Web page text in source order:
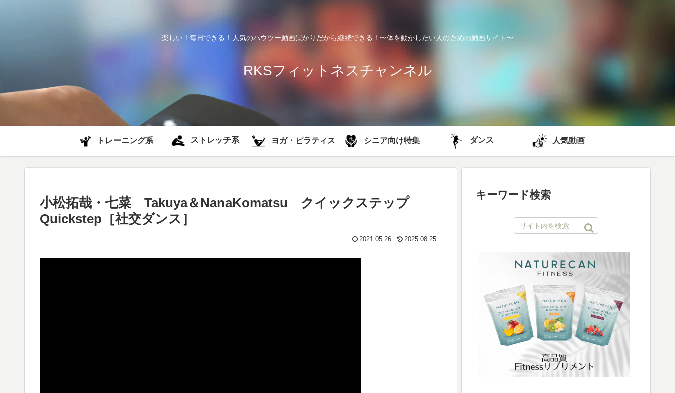
楽しい！毎日できる！人気のハウツー動画ばかりだから継続できる！〜体を動かしたい人のための動画サイト〜
RKSフィットネスチャンネル
トレーニング系 ストレッチ系 ヨガ・ピラティス シニア向け特集 ダンス 人気動画
小松拓哉・七菜 Takuya＆NanaKomatsu クイックステップ
Quickstep［社交ダンス］
2021.05.26 2025.08.25
キーワード検索